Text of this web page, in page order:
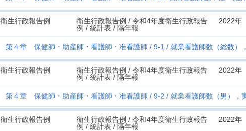
衛生行政報告例
衛生行政報告例 / 令和4年度衛生行政報告
例 / 統計表 / 隔年報
2022年
第４章 保健師・助産師・看護師・准看護師 9-1 就業看護師数（総数）
衛生行政報告例
衛生行政報告例 / 令和4年度衛生行政報告
例 / 統計表 / 隔年報
2022年
第４章 保健師・助産師・看護師・准看護師 9-2 就業看護師数（男），
衛生行政報告例
衛生行政報告例 / 令和4年度衛生行政報告
例 / 統計表 / 隔年報
2022年